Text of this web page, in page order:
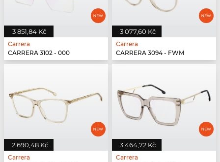
3 851,84 Kč
Carrera
CARRERA 3102 - 000
3 077,60 Kč
Carrera
CARRERA 3094 - FWM
2 690,48 Kč
Carrera
3 464,72 Kč
Carrera